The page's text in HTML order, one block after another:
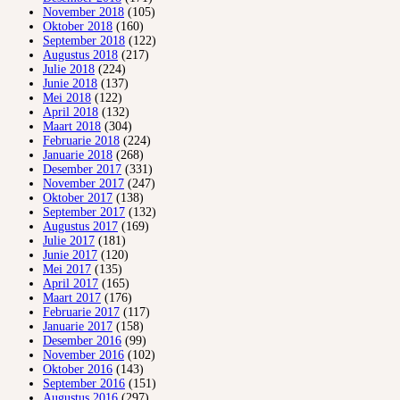
November 2018 (105)
Oktober 2018 (160)
September 2018 (122)
Augustus 2018 (217)
Julie 2018 (224)
Junie 2018 (137)
Mei 2018 (122)
April 2018 (132)
Maart 2018 (304)
Februarie 2018 (224)
Januarie 2018 (268)
Desember 2017 (331)
November 2017 (247)
Oktober 2017 (138)
September 2017 (132)
Augustus 2017 (169)
Julie 2017 (181)
Junie 2017 (120)
Mei 2017 (135)
April 2017 (165)
Maart 2017 (176)
Februarie 2017 (117)
Januarie 2017 (158)
Desember 2016 (99)
November 2016 (102)
Oktober 2016 (143)
September 2016 (151)